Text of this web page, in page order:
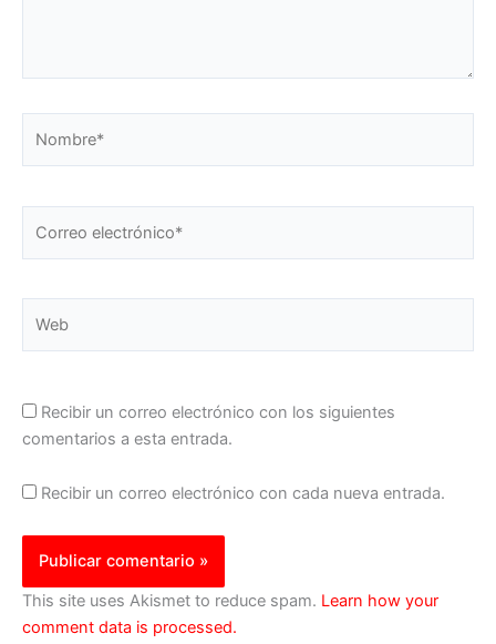
electrónico*
Recibir un correo electrónico con los siguientes
comentarios a esta entrada.
Recibir un correo electrónico con cada nueva entrada.
This site uses Akismet to reduce spam. Learn how your
comment data is processed.